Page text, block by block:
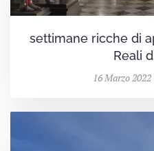
settimane ricche di
Reali
16 Marzo